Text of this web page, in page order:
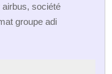
société
groupe adi